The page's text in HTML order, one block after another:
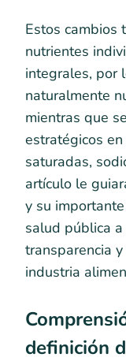
Estos cambios
nutrientes
integrales, por
naturalmente
mientras que
estratégicos
saturadas,
artículo le
y su
salud pública
transparencia
industria
definición